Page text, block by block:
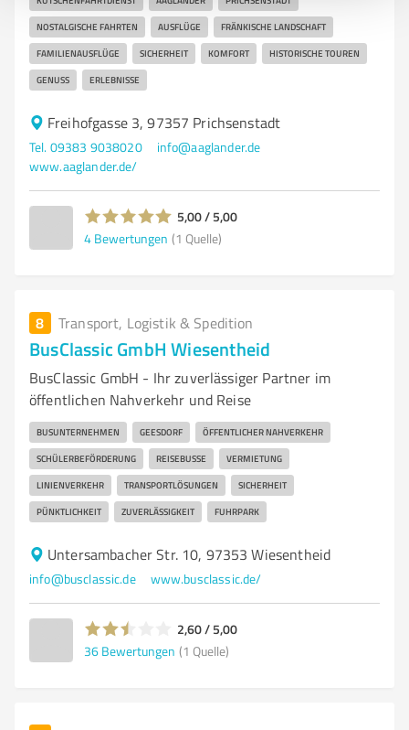
NOSTALGISCHE FAHRTEN AUSFLÜGE FRÄNKISCHE LANDSCHAFT
FAMILIENAUSFLÜGE SICHERHEIT KOMFORT HISTORISCHE TOUREN
GENUSS ERLEBNISSE
Freihofgasse 3, 97357 Prichsenstadt
Tel. 09383 9038020
info@aaglander.de
www.aaglander.de/
5,00 / 5,00
4 Bewertungen (1 Quelle)
8 Transport, Logistik & Spedition
BusClassic GmbH Wiesentheid
BusClassic GmbH - Ihr zuverlässiger Partner im
öffentlichen Nahverkehr und Reise
BUSUNTERNEHMEN GEESDORF ÖFFENTLICHER NAHVERKEHR
SCHÜLERBEFÖRDERUNG REISEBUSSE VERMIETUNG
LINIENVERKEHR TRANSPORTLÖSUNGEN SICHERHEIT
PÜNKTLICHKEIT ZUVERLÄSSIGKEIT FUHRPARK
Untersambacher Str. 10, 97353 Wiesentheid
info@busclassic.de www.busclassic.de/
2,60 / 5,00
36 Bewertungen (1 Quelle)